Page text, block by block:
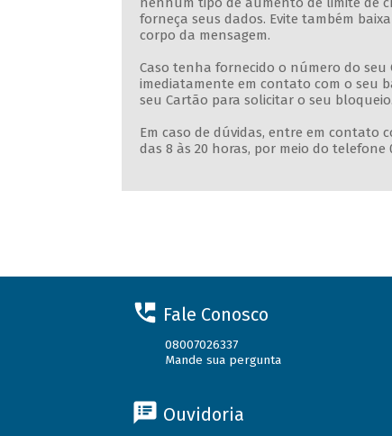
forneça seus dados. Evite também
corpo da mensagem.
Caso tenha fornecido o número do seu
imediatamente em contato com o seu
seu Cartão para solicitar o seu bloqueio.
Em caso de dúvidas, entre em contato
das 8 às 20 horas, por meio do telefone
Fale Conosco
08007026337
Mande sua pergunta
Ouvidoria